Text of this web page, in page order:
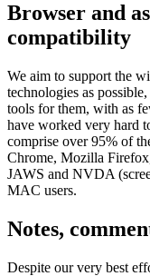
Browser and
compatibility
We aim to support the
technologies as
tools for them, with as
have worked very hard
comprise over 95% of
Chrome, Mozilla
JAWS and NVDA
MAC users.
Notes,
Despite our very best